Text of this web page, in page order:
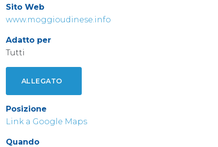
Sito Web
www.moggioudinese.info
Adatto per
Tutti
ALLEGATO
Posizione
Link a Google Maps
Quando